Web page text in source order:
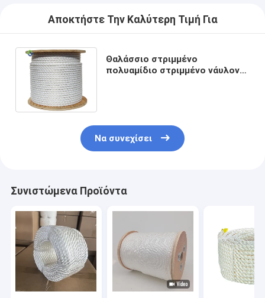
Αποκτήστε Την Καλύτερη Τιμή Για
Θαλάσσιο στριμμένο
πολυαμίδιο στριμμένο νάυλον
Να συνεχίσει
Συνιστώμενα Προϊόντα